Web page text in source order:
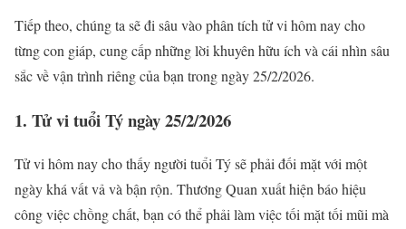
Tiếp theo, chúng ta sẽ đi sâu vào phân tích tử vi hôm nay cho
từng con giáp, cung cấp những lời khuyên hữu ích và cái nhìn sâu
sắc về vận trình riêng của bạn trong ngày 25/2/2026.
1. Tử vi tuổi Tý ngày 25/2/2026
Tử vi hôm nay cho thấy người tuổi Tý sẽ phải đối mặt với một
ngày khá vất vả và bận rộn. Thương Quan xuất hiện báo hiệu
công việc chồng chất, bạn có thể phải làm việc tối mặt tối mũi mà